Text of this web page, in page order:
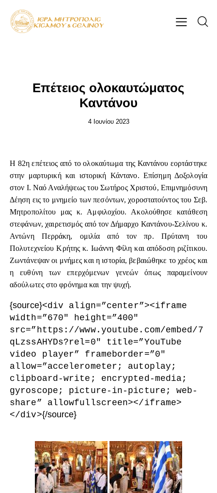
Επέτειος ολοκαυτώματος
Καντάνου
4 Ιουνίου 2023
Η 82η επέτειος από το ολοκαύτωμα της Καντάνου εορτάστηκε
στην μαρτυρική και ιστορική Κάντανο. Επίσημη Δοξολογία
στον Ι. Ναό Αναλήψεως του Σωτήρος Χριστού, Επιμνημόσυνη
Δέηση εις το μνημείο των πεσόντων, χοροστατούντος του Σεβ.
Μητροπολίτου μας κ. Αμφιλοχίου. Ακολούθησε κατάθεση
στεφάνων, χαιρετισμός από τον Δήμαρχο Καντάνου-Σελίνου κ.
Αντώνη Περράκη, ομιλία από τον πρ. Πρύτανη του
Πολυτεχνείου Κρήτης κ. Ιωάννη Φίλη και απόδοση ριζίτικου.
Ζωντάνεψαν οι μνήμες και η ιστορία, βεβαιώθηκε το χρέος και
η ευθύνη των επερχόμενων γενεών όπως παραμείνουν
αδούλωτες στο φρόνημα και την ψυχή.
{source}<div align=”center”><iframe
width=”670″ height=”400″
src=”https://www.youtube.com/embed/7
qLzssAHYDs?rel=0″ title=”YouTube
video player” frameborder=”0″
allow=”accelerometer; autoplay;
clipboard-write; encrypted-media;
gyroscope; picture-in-picture; web-
share” allowfullscreen></iframe>
</div>{/source}